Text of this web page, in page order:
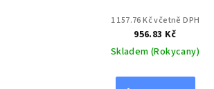
1 157.76 Kč včetně DPH
956.83 Kč
Skladem (Rokycany)